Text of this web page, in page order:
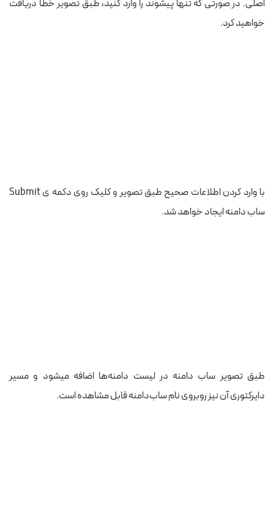
اصلی. در صورتی که تنها پیشوند را وارد کنید، طبق تصویر خطا دریافت
خواهید کرد.
با وارد کردن اطلاعات صحیح طبق تصویر و کلیک روی دکمه ی Submit
ساب دامنه ایجاد خواهد شد.
طبق تصویر ساب دامنه در لیست دامنه‌ها اضافه میشود و مسیر
دایرکتوری آن نیز روبروی نام ساب‌دامنه قابل مشاهده است.